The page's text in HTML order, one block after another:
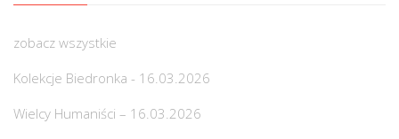
zobacz wszystkie
Kolekcje Biedronka - 16.03.2026
Wielcy Humaniści – 16.03.2026